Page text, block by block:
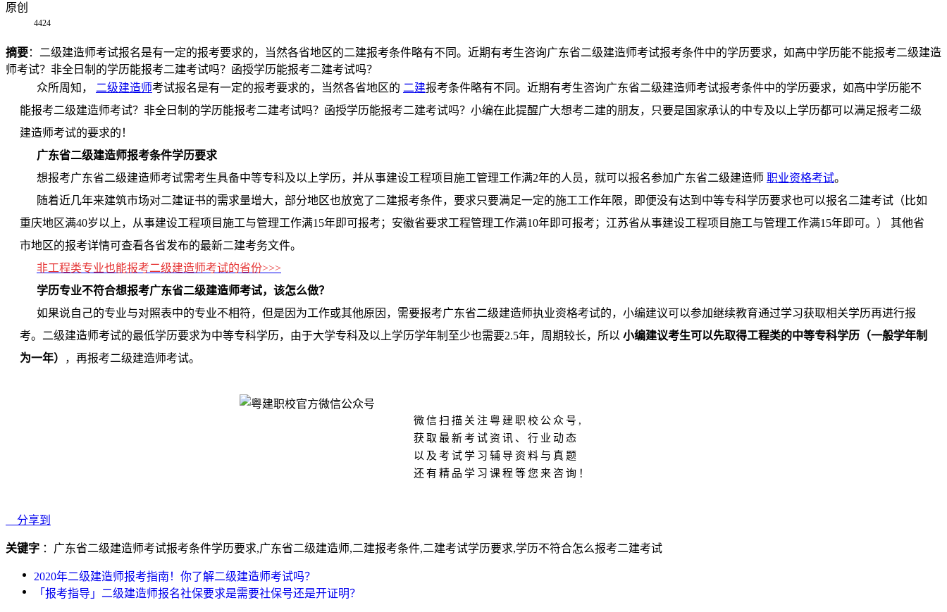
原创
4424
摘要：二级建造师考试报名是有一定的报考要求的，当然各省地区的二建报考条件略有不同。近期有考生咨询广东省二级建造师考试报考条件中的学历要求，如高中学历能不能报考二级建造
师考试？非全日制的学历能报考二建考试吗？函授学历能报考二建考试吗？
众所周知， 二级建造师考试报名是有一定的报考要求的，当然各省地区的 二建报考条件略有不同。近期有考生咨询广东省二级建造师考试报考条件中的学历要求，如高中学历能不
能报考二级建造师考试？非全日制的学历能报考二建考试吗？函授学历能报考二建考试吗？小编在此提醒广大想考二建的朋友，只要是国家承认的中专及以上学历都可以满足报考二级
建造师考试的要求的！
广东省二级建造师报考条件学历要求
想报考广东省二级建造师考试需考生具备中等专科及以上学历，并从事建设工程项目施工管理工作满2年的人员，就可以报名参加广东省二级建造师 职业资格考试。
随着近几年来建筑市场对二建证书的需求量增大，部分地区也放宽了二建报考条件，要求只要满足一定的施工工作年限，即便没有达到中等专科学历要求也可以报名二建考试（比如
重庆地区满40岁以上，从事建设工程项目施工与管理工作满15年即可报考；安徽省要求工程管理工作满10年即可报考；江苏省从事建设工程项目施工与管理工作满15年即可。）
其他省
市地区的报考详情可查看各省发布的最新二建考务文件。
非工程类专业也能报考二级建造师考试的省份>>>
学历专业不符合想报考广东省二级建造师考试，该怎么做？
如果说自己的专业与对照表中的专业不相符，但是因为工作或其他原因，需要报考广东省二级建造师执业资格考试的，小编建议可以参加继续教育通过学习获取相关学历再进行报
考。二级建造师考试的最低学历要求为中等专科学历，由于大学专科及以上学历学年制至少也需要2.5年，周期较长，所以 小编建议考生可以先取得工程类的中等专科学历（一般学年制
为一年）
，再报考二级建造师考试。
微信扫描关注粤建职校公众号,
获取最新考试资讯、行业动态
以及考试学习辅导资料与真题
还有精品学习课程等您来咨询！
分享到
关键字 ：广东省二级建造师考试报考条件学历要求,广东省二级建造师,二建报考条件,二建考试学历要求,学历不符合怎么报考二建考试
2020年二级建造师报考指南！你了解二级建造师考试吗？
「报考指导」二级建造师报名社保要求是需要社保号还是开证明？